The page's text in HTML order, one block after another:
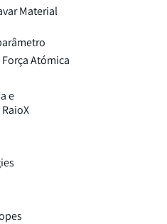
Material
Atómica
e